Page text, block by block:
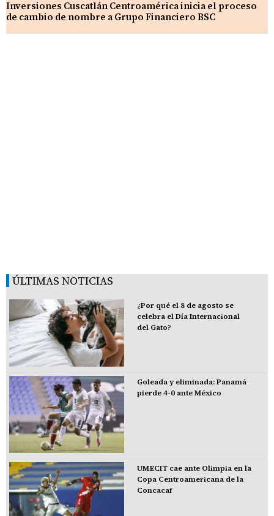
Inversiones Cuscatlán Centroamérica inicia el proceso
de cambio de nombre a Grupo Financiero BSC
ÚLTIMAS NOTICIAS
¿Por qué el 8 de agosto se
celebra el Día Internacional
del Gato?
Goleada y eliminada: Panamá
pierde 4-0 ante México
UMECIT cae ante Olimpia en la
Copa Centroamericana de la
Concacaf